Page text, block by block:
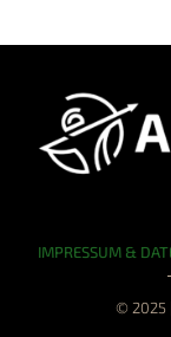
IMPRESSUM &
© 2025 |